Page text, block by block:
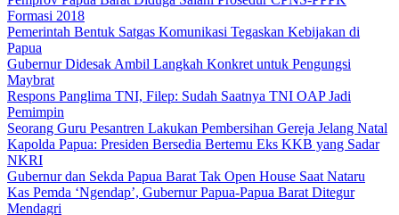
Formasi 2018
Pemerintah Bentuk Satgas Komunikasi Tegaskan Kebijakan di
Papua
Gubernur Didesak Ambil Langkah Konkret untuk Pengungsi
Maybrat
Respons Panglima TNI, Filep: Sudah Saatnya TNI OAP Jadi
Pemimpin
Seorang Guru Pesantren Lakukan Pembersihan Gereja Jelang Natal
Kapolda Papua: Presiden Bersedia Bertemu Eks KKB yang Sadar
NKRI
Gubernur dan Sekda Papua Barat Tak Open House Saat Nataru
Kas Pemda ‘Ngendap’, Gubernur Papua-Papua Barat Ditegur
Mendagri